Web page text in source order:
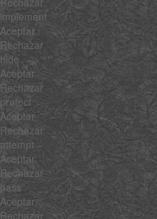
implement
Aceptar
Rechazar
hide
Aceptar
Rechazar
protect
Aceptar
Rechazar
attempt
Aceptar
Rechazar
pass
Aceptar
Rechazar